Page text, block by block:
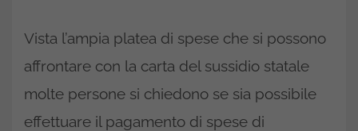
Vista l’ampia platea di spese che si possono
affrontare con la carta del sussidio statale
molte persone si chiedono se sia possibile
effettuare il pagamento di spese di